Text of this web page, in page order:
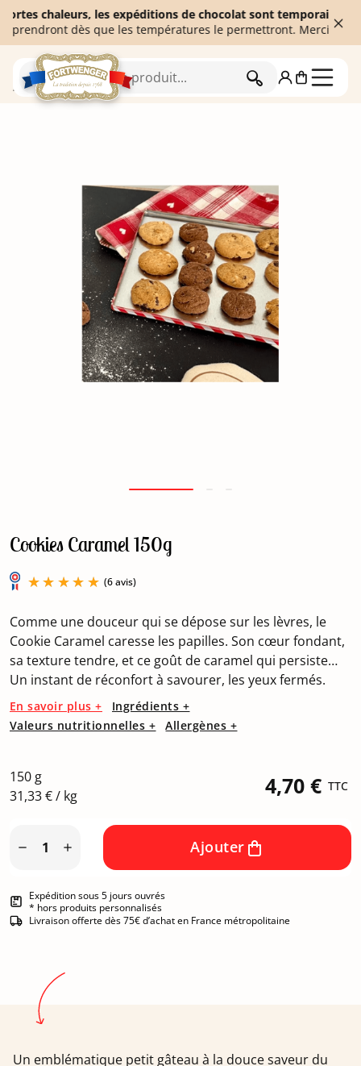
chaleurs, les expéditions de chocolat sont temporairement
dès que les températures le permettront. Merci de votre
RECHERCHER
Accueil Biscuiterie
Cookies Caramel 150g
(6 avis)
Comme une douceur qui se dépose sur les lèvres, le
Cookie Caramel caresse les papilles. Son cœur fondant,
sa texture tendre, et ce goût de caramel qui persiste…
Un instant de réconfort à savourer, les yeux fermés.
En savoir plus +
Ingrédients +
Valeurs nutritionnelles +
Allergènes +
150 g
31,33 € / kg
4,70 € TTC
  Ajouter
Expédition sous 5 jours ouvrés
* hors produits personnalisés
Livraison offerte dès 75€ d’achat en France métropolitaine
Un emblématique petit gâteau à la douce saveur du